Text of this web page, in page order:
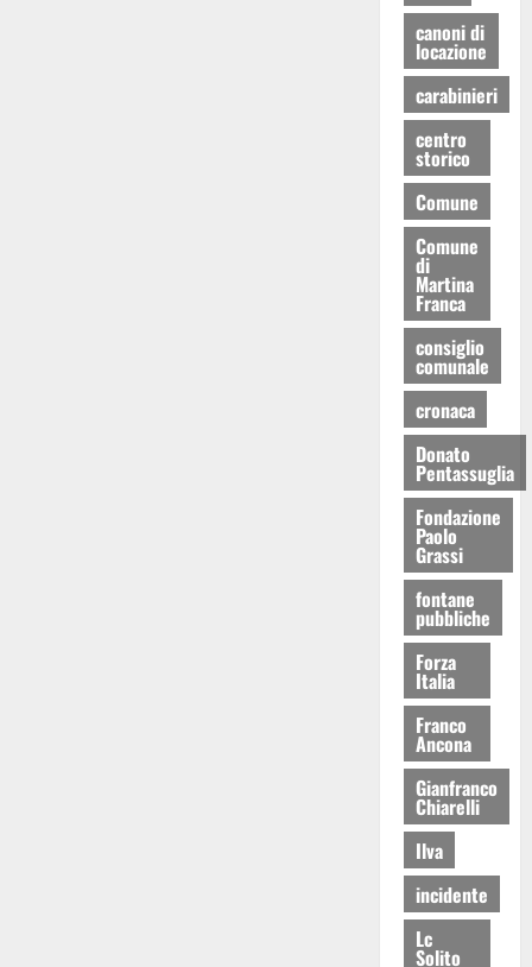
canoni di
locazione
carabinieri
centro
storico
Comune
Comune
di
Martina
Franca
consiglio
comunale
cronaca
Donato
Pentassuglia
Fondazione
Paolo
Grassi
fontane
pubbliche
Forza
Italia
Franco
Ancona
Gianfranco
Chiarelli
Ilva
incidente
Lc
Solito